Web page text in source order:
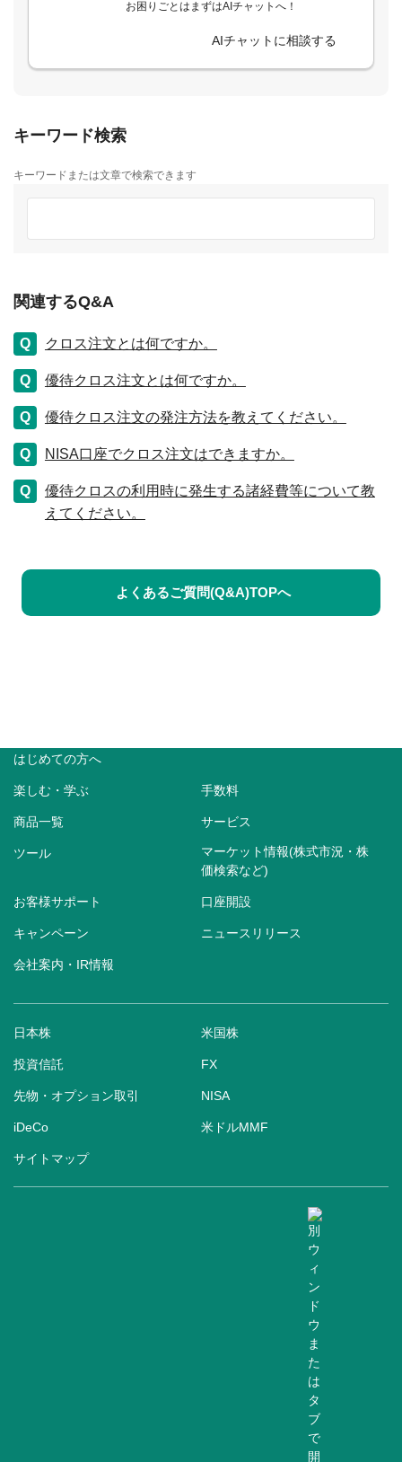
お困りごとはまずはAIチャットへ！
AIチャットに相談する
キーワード検索
キーワードまたは文章で検索できます
関連するQ&A
クロス注文とは何ですか。
優待クロス注文とは何ですか。
優待クロス注文の発注方法を教えてください。
NISA口座でクロス注文はできますか。
優待クロスの利用時に発生する諸経費等について教
えてください。
よくあるご質問(Q&A)TOPへ
はじめての方へ
楽しむ・学ぶ 手数料
商品一覧 サービス
ツール
マーケット情報(株式市況・株
価検索など)
お客様サポート 口座開設
キャンペーン ニュースリリース
会社案内・IR情報
日本株 米国株
投資信託 FX
先物・オプション取引 NISA
iDeCo 米ドルMMF
サイトマップ